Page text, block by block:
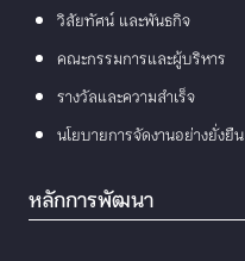
วิสัยทัศน์ และพันธกิจ
คณะกรรมการและผู้บริหาร
รางวัลและความสำเร็จ
นโยบายการจัดงานอย่างยั่งยืน
หลักการพัฒนา